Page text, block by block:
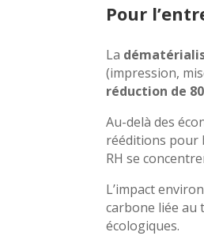
Pour
La
(impression,
réduction de
Au-delà des
rééditions pour
RH se
L’impact
carbone liée au
écologiques.